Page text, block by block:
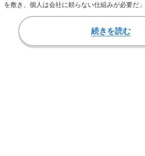
を敷き、個人は会社に頼らない仕組みが必要だ
う。 政府の経済…
続きを読む